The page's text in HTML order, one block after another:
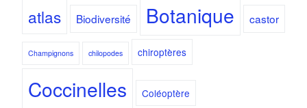
atlas Biodiversité Botanique castor
Champignons chilopodes chiroptères
Coccinelles Coléoptère